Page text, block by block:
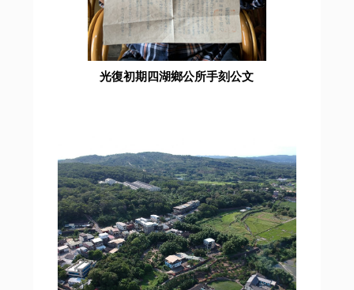
光復初期四湖鄉公所手刻公文